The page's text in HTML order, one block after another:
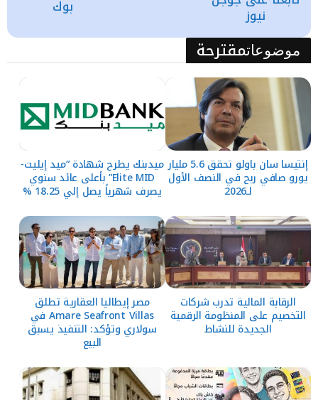
بوك نيوز
موضوعاتمقترحة
إنتيسا سان باولو تحقق 5.6 مليار
يورو صافي ربح في النصف الأول
لـ2026
ميدبنك يطرح شهادة “ميد إيليت-
Elite MID” بأعلى عائد سنوي
يصرف شهرياً يصل إلي 18.25 %
الرقابة المالية تدرب شركات
التخصيم على المنظومة الرقمية
الجديدة للنشاط
مصر إيطاليا العقارية تطلق
Amare Seafront Villas في
سولاري وتؤكد: التنفيذ يسبق
البيع